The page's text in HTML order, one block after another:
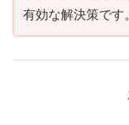
有効な解決策です